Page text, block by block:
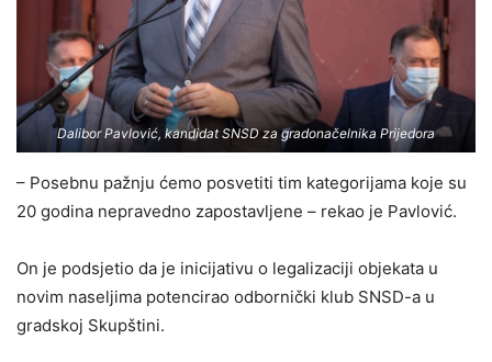
Dalibor Pavlović, kandidat SNSD za gradonačelnika Prijedora
– Posebnu pažnju ćemo posvetiti tim kategorijama koje su
20 godina nepravedno zapostavljene – rekao je Pavlović.
On je podsjetio da je inicijativu o legalizaciji objekata u
novim naseljima potencirao odbornički klub SNSD-a u
gradskoj Skupštini.